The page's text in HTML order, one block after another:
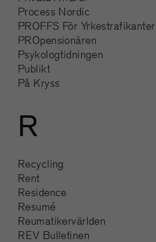
Process Nordic
PROFFS För Yrkestrafikanter
PROpensionären
Psykologtidningen
Publikt
På Kryss
R
Recycling
Rent
Residence
Resumé
Reumatikervärlden
REV Bulletinen